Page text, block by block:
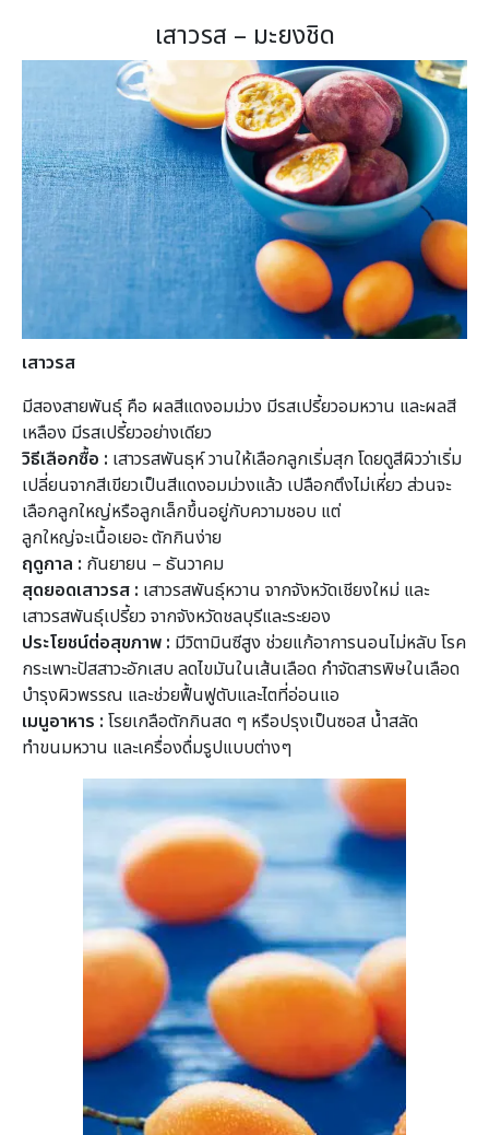
เสาวรส – มะยงชิด
เสาวรส
มีสองสายพันธุ์ คือ ผลสีแดงอมม่วง มีรสเปรี้ยวอมหวาน และผลสี
เหลือง มีรสเปรี้ยวอย่างเดียว
วิธีเลือกซื้อ : เสาวรสพันธุห์ วานให้เลือกลูกเริ่มสุก โดยดูสีผิวว่าเริ่ม
เปลี่ยนจากสีเขียวเป็นสีแดงอมม่วงแล้ว เปลือกตึงไม่เหี่ยว ส่วนจะ
เลือกลูกใหญ่หรือลูกเล็กขึ้นอยู่กับความชอบ แต่
ลูกใหญ่จะเนื้อเยอะ ตักกินง่าย
ฤดูกาล : กันยายน – ธันวาคม
สุดยอดเสาวรส : เสาวรสพันธุ์หวาน จากจังหวัดเชียงใหม่ และ
เสาวรสพันธุ์เปรี้ยว จากจังหวัดชลบุรีและระยอง
ประโยชน์ต่อสุขภาพ : มีวิตามินซีสูง ช่วยแก้อาการนอนไม่หลับ โรค
กระเพาะปัสสาวะอักเสบ ลดไขมันในเส้นเลือด กำจัดสารพิษในเลือด
บำรุงผิวพรรณ และช่วยฟื้นฟูตับและไตที่อ่อนแอ
เมนูอาหาร : โรยเกลือตักกินสด ๆ หรือปรุงเป็นซอส น้ำสลัด
ทำขนมหวาน และเครื่องดื่มรูปแบบต่างๆ